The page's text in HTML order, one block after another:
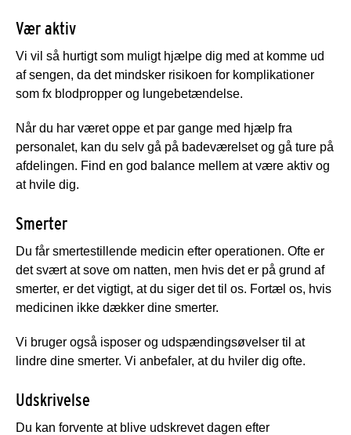
Vær aktiv
Vi vil så hurtigt som muligt hjælpe dig med at komme ud
af sengen, da det mindsker risikoen for komplikationer
som fx blodpropper og lungebetændelse.
Når du har været oppe et par gange med hjælp fra
personalet, kan du selv gå på badeværelset og gå ture på
afdelingen. Find en god balance mellem at være aktiv og
at hvile dig.
Smerter
Du får smertestillende medicin efter operationen. Ofte er
det svært at sove om natten, men hvis det er på grund af
smerter, er det vigtigt, at du siger det til os. Fortæl os, hvis
medicinen ikke dækker dine smerter.
Vi bruger også isposer og udspændingsøvelser til at
lindre dine smerter. Vi anbefaler, at du hviler dig ofte.
Udskrivelse
Du kan forvente at blive udskrevet dagen efter